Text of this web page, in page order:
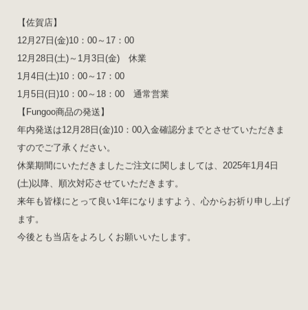
【佐賀店】
12月27日(金)10：00～17：00
12月28日(土)～1月3日(金) 休業
1月4日(土)10：00～17：00
1月5日(日)10：00～18：00 通常営業
【Fungoo商品の発送】
年内発送は12月28日(金)10：00入金確認分までとさせていただきま
すのでご了承ください。
休業期間にいただきましたご注文に関しましては、2025年1月4日
(土)以降、順次対応させていただきます。
来年も皆様にとって良い1年になりますよう、心からお祈り申し上げ
ます。
今後とも当店をよろしくお願いいたします。